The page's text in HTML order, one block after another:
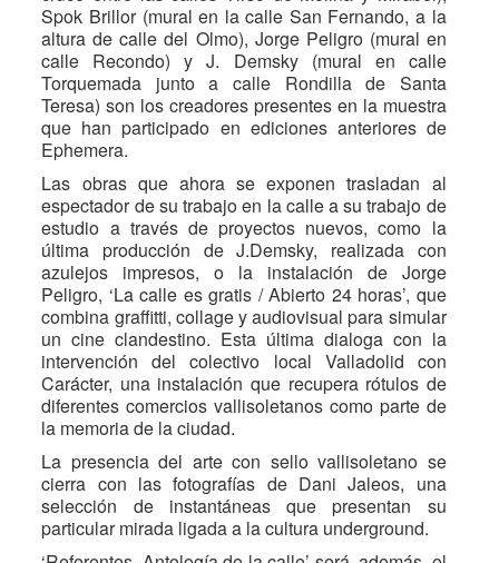
Spok Brillor (mural en la calle San Fernando, a la
altura de calle del Olmo), Jorge Peligro (mural en
calle Recondo) y J. Demsky (mural en calle
Torquemada junto a calle Rondilla de Santa
Teresa) son los creadores presentes en la muestra
que han participado en ediciones anteriores de
Ephemera.
Las obras que ahora se exponen trasladan al
espectador de su trabajo en la calle a su trabajo de
estudio a través de proyectos nuevos, como la
última producción de J.Demsky, realizada con
azulejos impresos, o la instalación de Jorge
Peligro, ‘La calle es gratis / Abierto 24 horas’, que
combina graffitti, collage y audiovisual para simular
un cine clandestino. Esta última dialoga con la
intervención del colectivo local Valladolid con
Carácter, una instalación que recupera rótulos de
diferentes comercios vallisoletanos como parte de
la memoria de la ciudad.
La presencia del arte con sello vallisoletano se
cierra con las fotografías de Dani Jaleos, una
selección de instantáneas que presentan su
particular mirada ligada a la cultura underground.